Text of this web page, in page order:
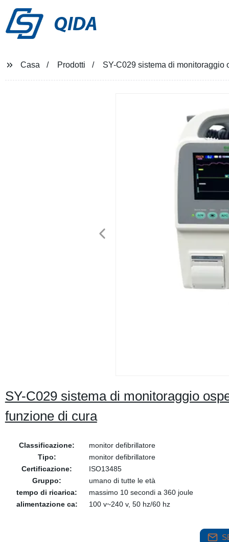
QIDA
Casa Prodotti SY-C029 sistema di monitoraggio
SY-C029 sistema di monitoraggio
funzione di cura
Classificazione:
monitor defibrillatore
Tipo:
monitor defibrillatore
Certificazione:
ISO13485
Gruppo:
umano di tutte le età
tempo di ricarica:
massimo 10 secondi a 360 joule
alimentazione ca:
100 v~240 v, 50 hz/60 hz